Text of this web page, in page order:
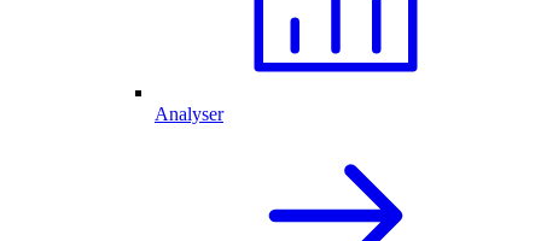
Analyser